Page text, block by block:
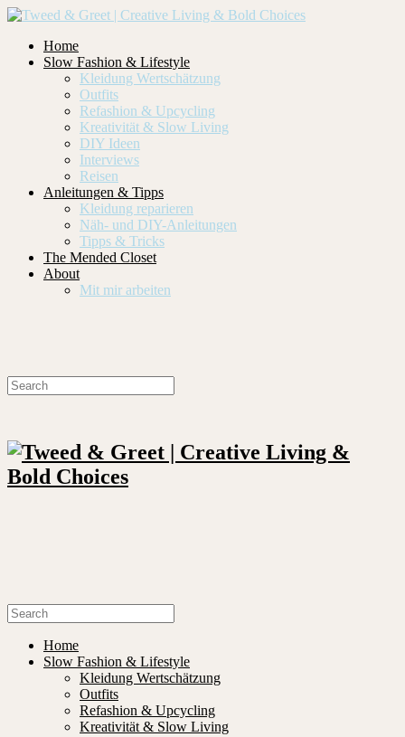
Home
Slow Fashion & Lifestyle
Kleidung Wertschätzung
Outfits
Refashion & Upcycling
Kreativität & Slow Living
DIY Ideen
Interviews
Reisen
Anleitungen & Tipps
Kleidung reparieren
Näh- und DIY-Anleitungen
Tipps & Tricks
The Mended Closet
About
Mit mir arbeiten
Home
Slow Fashion & Lifestyle
Kleidung Wertschätzung
Outfits
Refashion & Upcycling
Kreativität & Slow Living